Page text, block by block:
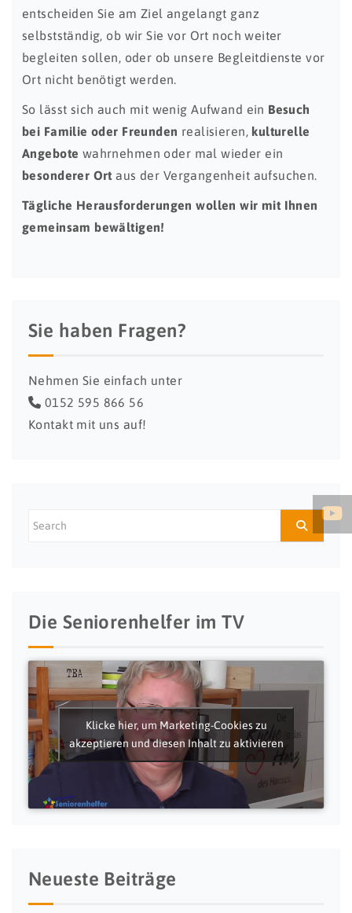
entscheiden Sie am Ziel angelangt ganz
selbstständig, ob wir Sie vor Ort noch weiter
begleiten sollen, oder ob unsere Begleitdienste vor
Ort nicht benötigt werden.
So lässt sich auch mit wenig Aufwand ein Besuch
bei Familie oder Freunden realisieren, kulturelle
Angebote wahrnehmen oder mal wieder ein
besonderer Ortaus der Vergangenheit aufsuchen.
Tägliche Herausforderungen wollen wir mit Ihnen
gemeinsam bewältigen!
Sie haben Fragen?
Nehmen Sie einfach unter
0152 595 866 56
Kontakt mit uns auf!
Die Seniorenhelfer im TV
Klicke hier, um Marketing-Cookies zu
akzeptieren und diesen Inhalt zu aktivieren
Neueste Beiträge